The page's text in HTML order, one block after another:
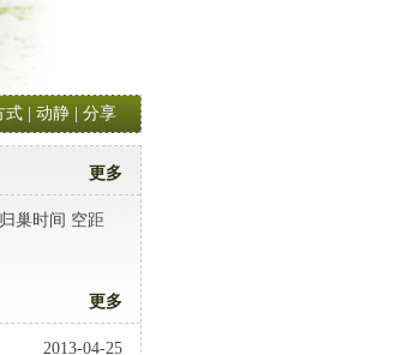
式 动静 分享
更多
间 空距
更多
2013-04-25